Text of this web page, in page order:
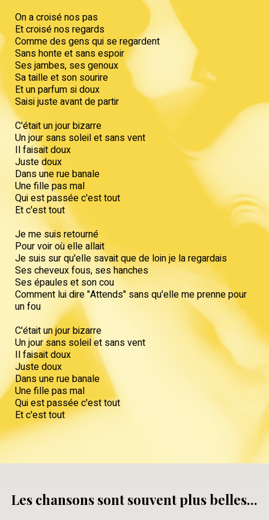
On a croisé nos pas
Et croisé nos regards
Comme des gens qui se regardent
Sans honte et sans espoir
Ses jambes, ses genoux
Sa taille et son sourire
Et un parfum si doux
Saisi juste avant de partir
C'était un jour bizarre
Un jour sans soleil et sans vent
Il faisait doux
Juste doux
Dans une rue banale
Une fille pas mal
Qui est passée c'est tout
Et c'est tout
Je me suis retourné
Pour voir où elle allait
Je suis sur qu'elle savait que de loin je la regardais
Ses cheveux fous, ses hanches
Ses épaules et son cou
Comment lui dire "Attends" sans qu'elle me prenne pour
un fou
C'était un jour bizarre
Un jour sans soleil et sans vent
Il faisait doux
Juste doux
Dans une rue banale
Une fille pas mal
Qui est passée c'est tout
Et c'est tout
Les chansons sont souvent plus belles...